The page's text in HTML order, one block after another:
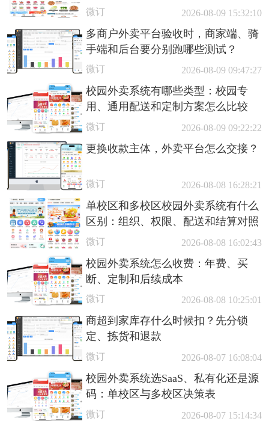
微订 2026-08-09 15:32:10
多商户外卖平台验收时，商家端、骑
手端和后台要分别跑哪些测试？
微订 2026-08-09 09:47:27
校园外卖系统有哪些类型：校园专
用、通用配送和定制方案怎么比较
微订 2026-08-09 09:22:22
更换收款主体，外卖平台怎么交接？
微订 2026-08-08 16:28:21
单校区和多校区校园外卖系统有什么
区别：组织、权限、配送和结算对照
微订 2026-08-08 16:02:43
校园外卖系统怎么收费：年费、买
断、定制和后续成本
微订 2026-08-08 10:25:01
商超到家库存什么时候扣？先分锁
定、拣货和退款
微订 2026-08-07 16:08:04
校园外卖系统选SaaS、私有化还是源
码：单校区与多校区决策表
微订 2026-08-07 15:14:34